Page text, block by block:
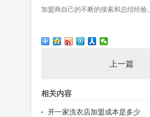
加盟商自己的不断的摸索和总结经验。
上一篇
相关内容
开一家洗衣店加盟成本是多少